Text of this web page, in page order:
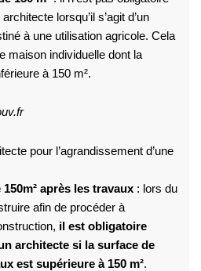
lorsqu’il s’agit d’un
à une utilisation agricole. Cela
maison individuelle dont la
à 150 m².
pour l’agrandissement d’une
après les travaux: lors du
afin de procéder à
il est obligatoire
architecte si la surface de
est supérieure à 150 m².